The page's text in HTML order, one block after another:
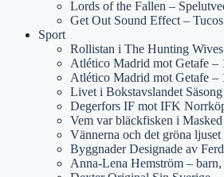
Lords of the Fallen –
Get Out Sound Effect –
Sport
Rollistan i The Hunting Wives
Atlético Madrid mot Getafe –
Atlético Madrid mot Getafe –
Livet i Bokstavslandet
Degerfors IF mot IFK
Vem var bläckfisken i
Vännerna och det gröna
Byggnader Designade av
Anna-Lena Hemström –